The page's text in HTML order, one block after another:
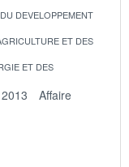
DEVELOPPEMENT
ET DES
ET DES
Affaire